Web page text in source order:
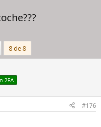
8 de 8
2FA
#176